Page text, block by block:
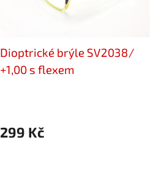
Dioptrické brýle SV2038/
+1,00 s flexem
299 Kč